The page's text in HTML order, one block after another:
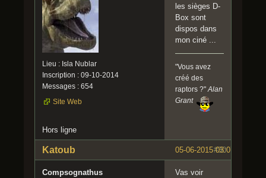
Lieu : Isla Nublar
Inscription : 09-10-2014
Messages : 654
Site Web
les sièges D-
Box sont
dispos dans
mon ciné ...
"Vous avez
créé des
raptors ?" Alan
Grant
Hors ligne
#30
05-06-2015 03:07:20
Katoub
Compsognathus
Vas voir